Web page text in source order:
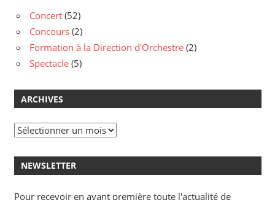
Concert (52)
Concours (2)
Formation à la Direction d'Orchestre (2)
Spectacle (5)
ARCHIVES
Archives
NEWSLETTER
Pour recevoir en avant première toute l'actualité de